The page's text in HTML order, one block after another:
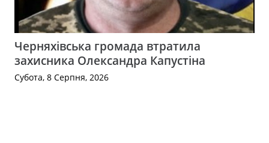
Черняхівська громада втратила
захисника Олександра Капустіна
Субота, 8 Серпня, 2026